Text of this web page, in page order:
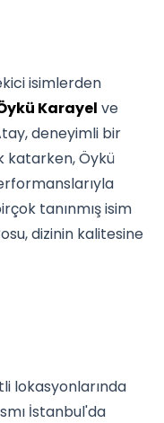
isimlerden
Karayel ve
deneyimli bir
katarken, Öykü
tanınmış isim
dizinin kalitesine
lokasyonlarında
İstanbul'da